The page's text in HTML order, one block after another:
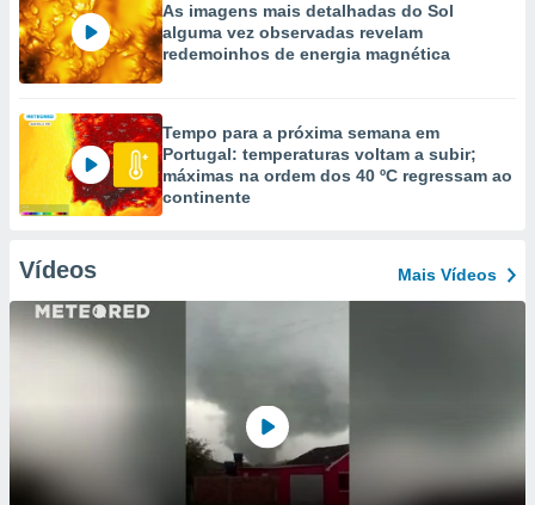
As imagens mais detalhadas do Sol
alguma vez observadas revelam
redemoinhos de energia magnética
Tempo para a próxima semana em
Portugal: temperaturas voltam a subir;
máximas na ordem dos 40 ºC regressam ao
continente
Vídeos Mais Vídeos